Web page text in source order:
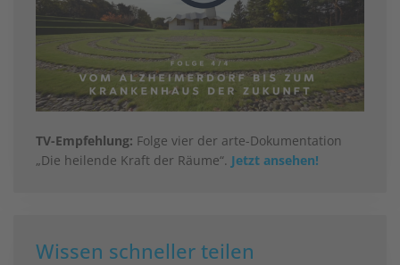
TV-Empfehlung: Folge vier der arte-Dokumentation
„Die heilende Kraft der Räume“. Jetzt ansehen!
Wissen schneller teilen